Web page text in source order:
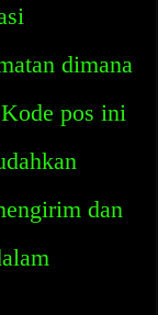
dimana
pos ini
dan